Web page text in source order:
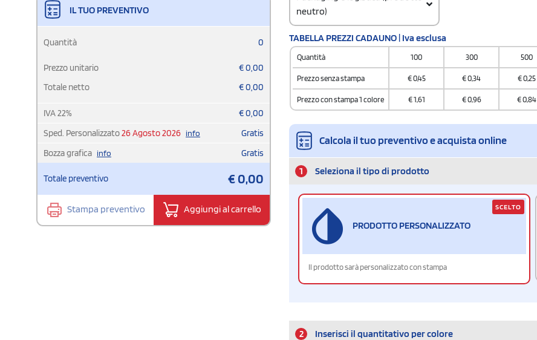
IL TUO PREVENTIVO
Quantità 0
Prezzo unitario €0,00
Totale netto
€0,00
IVA22% €0,00
Sped. Personalizzato26 Agosto 2026 info
Gratis
Bozza grafica info Gratis
Totale preventivo €0,00
Stampa preventivo Aggiungi al carrello
neutro)
39269097
TABELLA PREZZI CADAUNO | Iva esclusa
Quantità 100 300 500
Prezzo senza stampa €0,45 €0,34 €0,25
Prezzo con stampa 1 colore €1,61 €0,96 €0,84
Calcola il tuo preventivo e acquista online
1 Seleziona il tipo di prodotto
PRODOTTO PERSONALIZZATO
Il prodotto sarà personalizzato con stampa
SCELTO
2 Inserisci il quantitativo per colore